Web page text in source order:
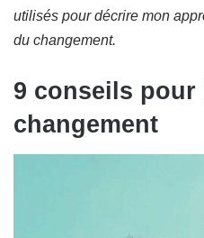
utilisés pour décrire mon
du changement.
9 conseils
changement